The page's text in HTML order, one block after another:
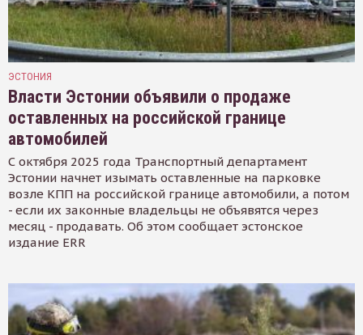
ЭСТОНИЯ
Власти Эстонии объявили о продаже
оставленных на российской границе
автомобилей
С октября 2025 года Транспортный департамент
Эстонии начнет изымать оставленные на парковке
возле КПП на российской границе автомобили, а потом
- если их законные владельцы не объявятся через
месяц - продавать. Об этом сообщает эстонское
издание ERR